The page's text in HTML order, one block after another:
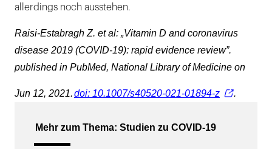
allerdings noch ausstehen.
Raisi-Estabragh Z. et al: „Vitamin D and coronavirus
disease 2019 (COVID-19): rapid evidence review”.
published in PubMed, National Library of Medicine on
Jun 12, 2021.doi: 10.1007/s40520-021-01894-z .
Mehr zum Thema: Studien zu COVID-19